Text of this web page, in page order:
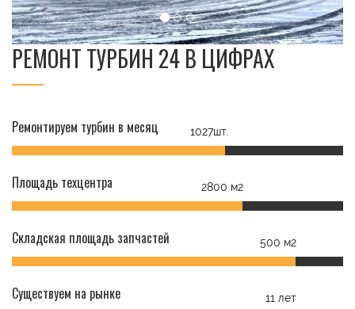
РЕМОНТ ТУРБИН 24 В ЦИФРАХ
Ремонтируем турбин в месяц 1027шт.
Площадь техцентра 2800 м2
Складская площадь запчастей 500 м2
Существуем на рынке 11 лет